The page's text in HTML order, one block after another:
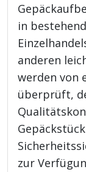
in
anderen
werden von
überprüft,
zur